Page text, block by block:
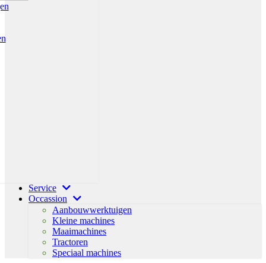
Service
Occassion
Aanbouwwerktuigen
Kleine machines
Maaimachines
Tractoren
Speciaal machines